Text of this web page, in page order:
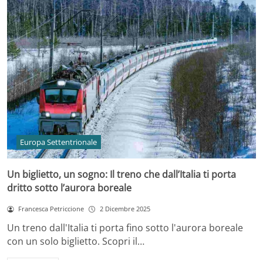
Europa Settentrionale
Un biglietto, un sogno: Il treno che dall’Italia ti porta
dritto sotto l’aurora boreale
Francesca Petriccione 2 Dicembre 2025
Un treno dall'Italia ti porta fino sotto l'aurora boreale
con un solo biglietto. Scopri il…